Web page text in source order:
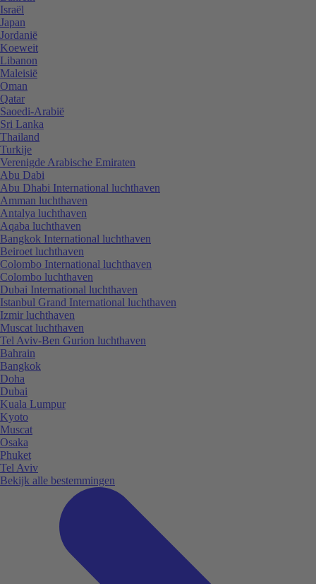
Israël
Japan
Jordanië
Koeweit
Libanon
Maleisië
Oman
Qatar
Saoedi-Arabië
Sri Lanka
Thailand
Turkije
Verenigde Arabische Emiraten
Abu Dabi
Abu Dhabi International luchthaven
Amman luchthaven
Antalya luchthaven
Aqaba luchthaven
Bangkok International luchthaven
Beiroet luchthaven
Colombo International luchthaven
Colombo luchthaven
Dubai International luchthaven
Istanbul Grand International luchthaven
Izmir luchthaven
Muscat luchthaven
Tel Aviv-Ben Gurion luchthaven
Bahrain
Bangkok
Doha
Dubai
Kuala Lumpur
Kyoto
Muscat
Osaka
Phuket
Tel Aviv
Bekijk alle bestemmingen